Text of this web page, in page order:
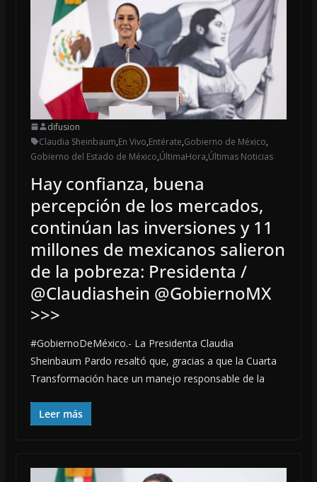
difusion
Claudia Sheinbaum,En Vivo,Entérate,Gobierno de México,
Gobierno del Estado de México,ÚltimaHora,Últimas Noticias
Hay confianza, buena
percepción de los mercados,
continúan las inversiones y 11
millones de mexicanos salieron
de la pobreza: Presidenta /
@Claudiashein @GobiernoMX
>>>
#GobiernoDeMéxico.- La Presidenta Claudia
Sheinbaum Pardo resaltó que, gracias a que la Cuarta
Transformación hace un manejo responsable de la
Leer más